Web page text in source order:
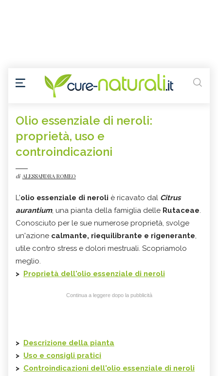
Olio essenziale di neroli:
proprietà, uso e
controindicazioni
di ALESSANDRA ROMEO
L'olio essenziale di neroli è ricavato dal Citrus
aurantium, una pianta della famiglia delle Rutaceae.
Conosciuto per le sue numerose proprietà, svolge
un'azione calmante, riequilibrante e rigenerante,
utile contro stress e dolori mestruali. Scopriamolo
meglio.
> Proprietà dell'olio essenziale di neroli
Continua a leggere dopo la pubblicità
> Descrizione della pianta
> Uso e consigli pratici
> Controindicazioni dell'olio essenziale di neroli